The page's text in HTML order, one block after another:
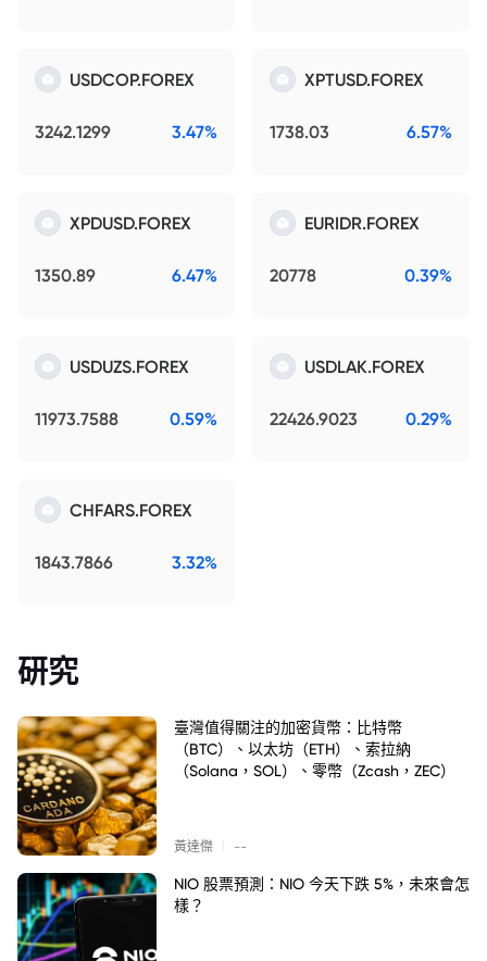
USDCOP.FOREX
3242.1299 3.47%
XPTUSD.FOREX
1738.03 6.57%
XPDUSD.FOREX
1350.89 6.47%
EURIDR.FOREX
20778 0.39%
USDUZS.FOREX
11973.7588 0.59%
USDLAK.FOREX
22426.9023 0.29%
CHFARS.FOREX
1843.7866 3.32%
研究
臺灣值得關注的加密貨幣：比特幣
（BTC）、以太坊（ETH）、索拉納
（Solana，SOL）、零幣（Zcash，ZEC）
黃達傑 --
NIO 股票預測：NIO 今天下跌 5%，未來會怎
樣？